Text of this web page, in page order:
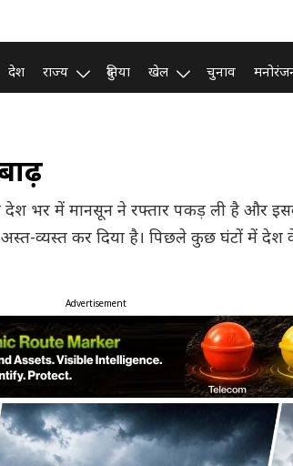
देश राज्य दुनिया खेल चुनाव
देश भर में मानसून ने रफ्तार पकड़ ली है और
व्यस्त कर दिया है। पिछले कुछ घंटों में
Advertisement